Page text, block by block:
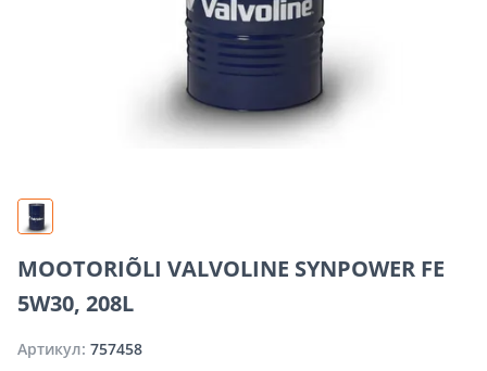
MOOTORIÕLI VALVOLINE SYNPOWER FE
5W30, 208L
Артикул: 757458